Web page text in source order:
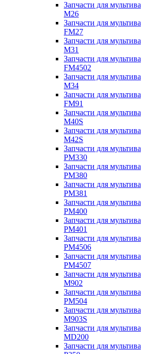
Запчасти для
M26
Запчасти для
FM27
Запчасти для
M31
Запчасти для
FM4502
Запчасти для
M34
Запчасти для
FM91
Запчасти для
M40S
Запчасти для
M42S
Запчасти для
PM330
Запчасти для
PM380
Запчасти для
PM381
Запчасти для
PM400
Запчасти для
PM401
Запчасти для
PM4506
Запчасти для
PM4507
Запчасти для
M902
Запчасти для
PM504
Запчасти для
M903S
Запчасти для
MD200
Запчасти для